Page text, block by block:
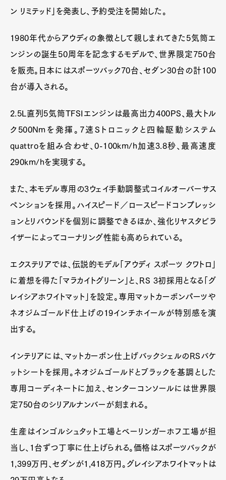
ン リミテッド」を発表し、予約受注を開始した。
1980年代からアウディの象徴として親しまれてきた5気筒エ
ンジンの誕生50周年を記念するモデルで、世界限定750台
を販売。日本にはスポーツバック70台、セダン30台の計100
台が導入される。
2.5L直列5気筒TFSIエンジンは最高出力400PS、最大トル
ク500Nmを発揮。7速Sトロニックと四輪駆動システム
quattroを組み合わせ、0-100km/h加速3.8秒、最高速度
290km/hを実現する。
また、本モデル専用の3ウェイ手動調整式コイルオーバーサス
ペンションを採用。ハイスピード／ロースピードコンプレッシ
ョンとリバウンドを個別に調整できるほか、強化リヤスタビラ
イザーによってコーナリング性能も高められている。
エクステリアでは、伝説的モデル「アウディ スポーツ クワトロ」
に着想を得た「マラカイトグリーン」と、RS 3初採用となる「グ
レイシアホワイトマット」を設定。専用マットカーボンパーツや
ネオジムゴールド仕上げの19インチホイールが特別感を演
出する。
インテリアには、マットカーボン仕上げバックシェルのRSバケ
ットシートを採用。ネオジムゴールドとブラックを基調とした
専用コーディネートに加え、センターコンソールには世界限
定750台のシリアルナンバーが刻まれる。
生産はインゴルシュタット工場とベーリンガーホフ工場が担
当し、1台ずつ丁寧に仕上げられる。価格はスポーツバックが
1,399万円、セダンが1,418万円。グレイシアホワイトマットは